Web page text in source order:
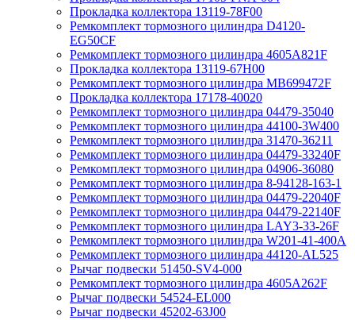
Прокладка коллектора 13119-78F00
Ремкомплект тормозного цилиндра D4120-
EG50CF
Ремкомплект тормозного цилиндра 4605A821F
Прокладка коллектора 13119-67H00
Ремкомплект тормозного цилиндра MB699472F
Прокладка коллектора 17178-40020
Ремкомплект тормозного цилиндра 04479-35040
Ремкомплект тормозного цилиндра 44100-3W400
Ремкомплект тормозного цилиндра 31470-36211
Ремкомплект тормозного цилиндра 04479-33240F
Ремкомплект тормозного цилиндра 04906-36080
Ремкомплект тормозного цилиндра 8-94128-163-1
Ремкомплект тормозного цилиндра 04479-22040F
Ремкомплект тормозного цилиндра 04479-22140F
Ремкомплект тормозного цилиндра LAY3-33-26F
Ремкомплект тормозного цилиндра W201-41-400A
Ремкомплект тормозного цилиндра 44120-AL525
Рычаг подвески 51450-SV4-000
Ремкомплект тормозного цилиндра 4605A262F
Рычаг подвески 54524-EL000
Рычаг подвески 45202-63J00